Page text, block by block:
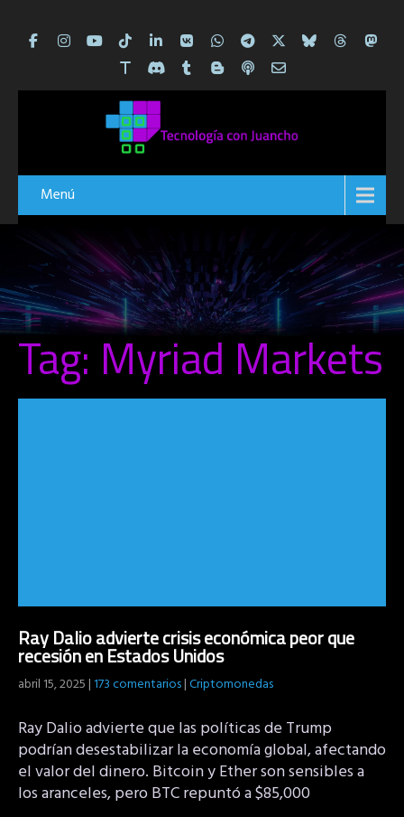
Menú
Tag: Myriad Markets
Ray Dalio advierte crisis económica peor que
recesión en Estados Unidos
abril 15, 2025|173 comentarios|Criptomonedas
Ray Dalio advierte que las políticas de Trump
podrían desestabilizar la economía global, afectando
el valor del dinero. Bitcoin y Ether son sensibles a
los aranceles, pero BTC repuntó a $85,000